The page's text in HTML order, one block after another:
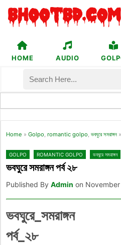
HOME AUDIO
Home » Golpo, romantic golpo, ভবঘুরে সমরাঙ্গন »
GOLPO ROMANTIC GOLPO ভবঘুরে সমরাঙ্গন
ভবঘুরে সমরাঙ্গন পর্ব ২৮
Published By Admin on
ভবঘুরে_সমরাঙ্গন
পর্ব_২৮